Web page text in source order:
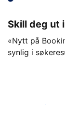
Skill deg ut
«Nytt på
synlig i
Kom i gang i